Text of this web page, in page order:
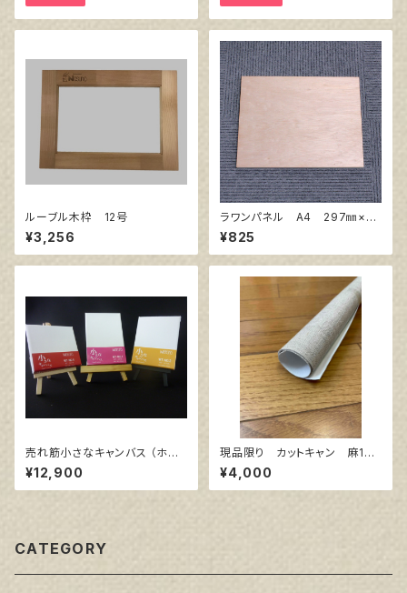
ルーブル木枠 12号
¥3,256
ラワンパネル A4 297㎜×21
0㎜
¥825
売れ筋小さなキャンバス （ホワ
イト塗りキャンバス張り）各10枚
３点セット
¥12,900
現品限り カットキャン 麻10
0％ F20 (3枚組)
¥4,000
CATEGORY